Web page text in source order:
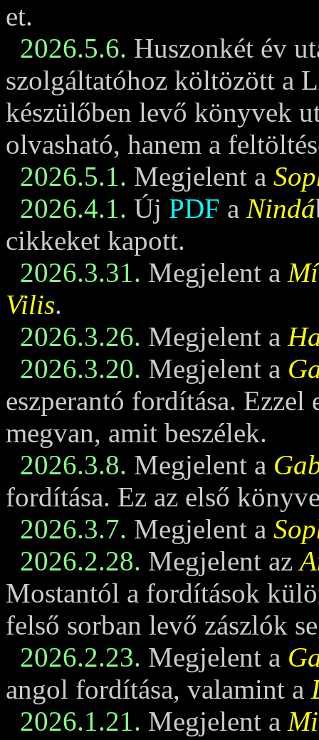
et.
2026.5.6. Huszonkét év
szolgáltatóhoz költözött a
készülőben levő könyvek
olvasható, hanem a
2026.5.1. Megjelent a
2026.4.1. Új PDF a Nindá
cikkeket kapott.
2026.3.31. Megjelent a
Vilis.
2026.3.26. Megjelent a
2026.3.20. Megjelent a
eszperantó fordítása. Ezzel
megvan, amit beszélek.
2026.3.8. Megjelent a
fordítása. Ez az első
2026.3.7. Megjelent a
2026.2.28. Megjelent az
Mostantól a fordítások
felső sorban levő zászlók
2026.2.23. Megjelent a
angol fordítása, valamint a
2026.1.21. Megjelent a